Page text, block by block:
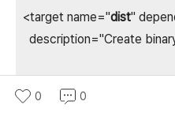
<target name="dist"
description="Create
0 0